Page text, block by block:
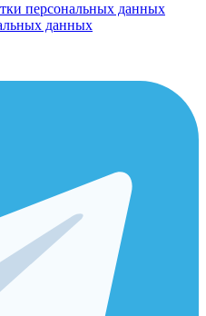
персональных данных
данных